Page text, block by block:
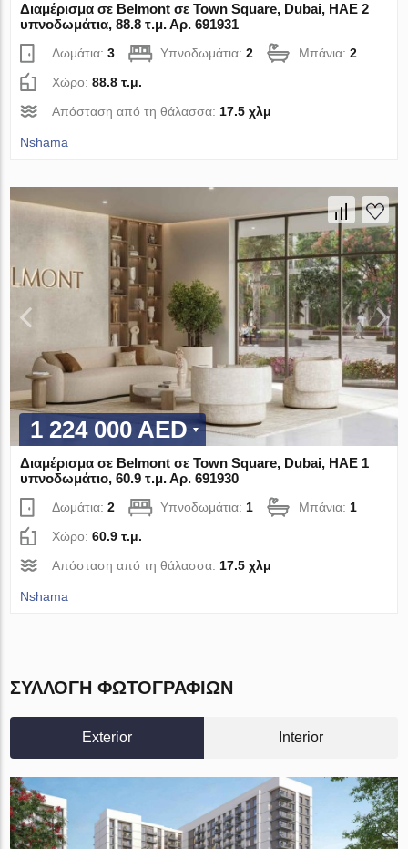
Διαμέρισμα σε Belmont σε Town Square, Dubai, ΗΑΕ 2
υπνοδωμάτια, 88.8 τ.μ. Αρ. 691931
Δωμάτια:3 Υπνοδωμάτια:2 Μπάνια:2
Χώρο:88.8 τ.μ.
Απόσταση από τη θάλασσα:17.5 χλμ
Nshama
1 224 000 AED
Διαμέρισμα σε Belmont σε Town Square, Dubai, ΗΑΕ 1
υπνοδωμάτιο, 60.9 τ.μ. Αρ. 691930
Δωμάτια:2 Υπνοδωμάτια: 1 Μπάνια: 1
Χώρο:60.9 τ.μ.
Απόσταση από τη θάλασσα: 17.5 χλμ
Nshama
ΣΥΛΛΟΓΉ ΦΩΤΟΓΡΑΦΙΏΝ
Exterior Interior